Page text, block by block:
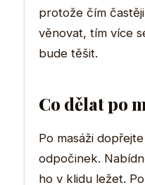
protože čím
věnovat, tím více
bude těšit.
Co dělat po
Po masáži
odpočinek.
ho v klidu ležet.